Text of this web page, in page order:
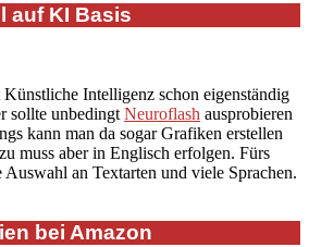
auf KI Basis
Intelligenz schon eigenständig
sollte unbedingt Neuroflash ausprobieren
kann man da sogar Grafiken erstellen
muss aber in Englisch erfolgen. Fürs
Auswahl an Textarten und viele Sprachen.
bei Amazon